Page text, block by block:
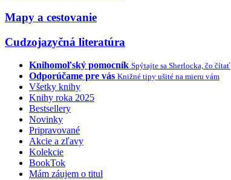
Mapy a cestovanie
Cudzojazyčná literatúra
Knihomoľský pomocník Spýtajte sa Sherlocka, čo čítať
Odporúčame pre vás Knižné tipy ušité na mieru vám
Všetky knihy
Knihy roka 2025
Bestsellery
Novinky
Pripravované
Akcie a zľavy
Kolekcie
BookTok
Mám záujem o titul